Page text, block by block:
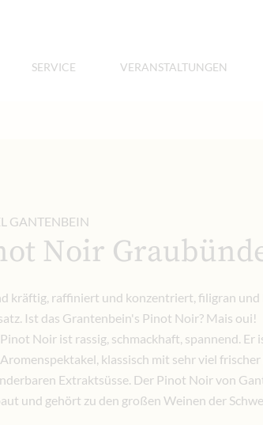
SERVICE VERANSTALTUNGEN
GANTENBEIN
Noir
kräftig, raffiniert und konzentriert, filigran
Ist das Grantenbein's Pinot Noir? Mais oui!
Noir ist rassig, schmackhaft, spannend. Er
klassisch mit sehr viel
Extraktsüsse. Der Pinot Noir von
und gehört zu den großen Weinen der